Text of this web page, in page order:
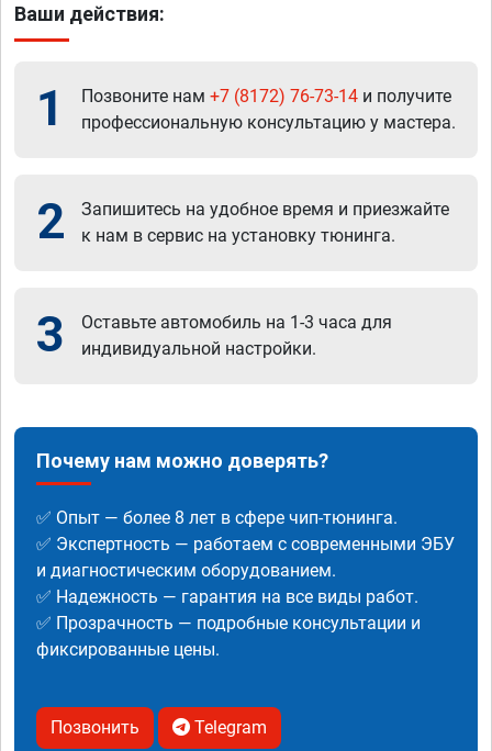
Ваши действия:
1 Позвоните нам +7 (8172) 76-73-14 и получите
профессиональную консультацию у мастера.
2
Запишитесь на удобное время и приезжайте
к нам в сервис на установку тюнинга.
3
Оставьте автомобиль на 1-3 часа для
индивидуальной настройки.
Почему нам можно доверять?
✅ Опыт — более 8 лет в сфере чип-тюнинга.
✅ Экспертность — работаем с современными ЭБУ
и диагностическим оборудованием.
✅ Надежность — гарантия на все виды работ.
✅ Прозрачность — подробные консультации и
фиксированные цены.
Позвонить Telegram